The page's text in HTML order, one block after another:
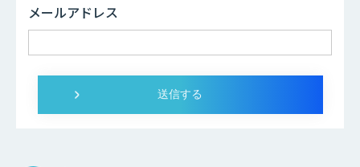
メールアドレス